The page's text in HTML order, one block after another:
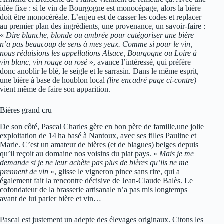
idée fixe : si le vin de Bourgogne est monocépage, alors la bière
doit être monocéréale. L’enjeu est de casser les codes et replacer
au premier plan des ingrédients, une provenance, un savoir-faire :
« Dire blanche, blonde ou ambrée pour catégoriser une bière
n’a pas beaucoup de sens à mes yeux. Comme si pour le vin,
nous réduisions les appellations Alsace, Bourgogne ou Loire à
vin blanc, vin rouge ou rosé», avance l’intéressé, qui préfère
donc anoblir le blé, le seigle et le sarrasin. Dans le même esprit,
une bière à base de houblon local (lire encadré page ci-contre)
vient même de faire son apparition.
Bières grand cru
De son côté, Pascal Charles gère en bon père de famille,une jolie
exploitation de 14 ha basé à Nantoux, avec ses filles Pauline et
Marie. C’est un amateur de bières (et de blagues) belges depuis
qu’il reçoit au domaine nos voisins du plat pays. « Mais je me
demande si je ne leur achète pas plus de bières qu’ils ne me
prennent de vin », glisse le vigneron pince sans rire, qui a
également fait la rencontre décisive de Jean-Claude Balès. Le
cofondateur de la brasserie artisanale n’a pas mis longtemps
avant de lui parler bière et vin…
Pascal est justement un adepte des élevages originaux. Citons les